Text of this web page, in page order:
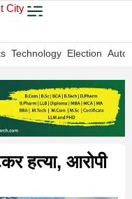
City
Technology Election Auto
हत्या, आरोपी